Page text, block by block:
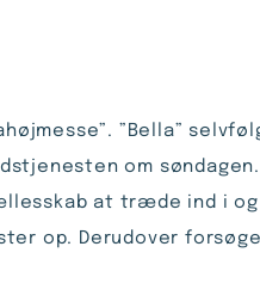
”Bella”
om søndagen.
at træde ind i
op. Derudover